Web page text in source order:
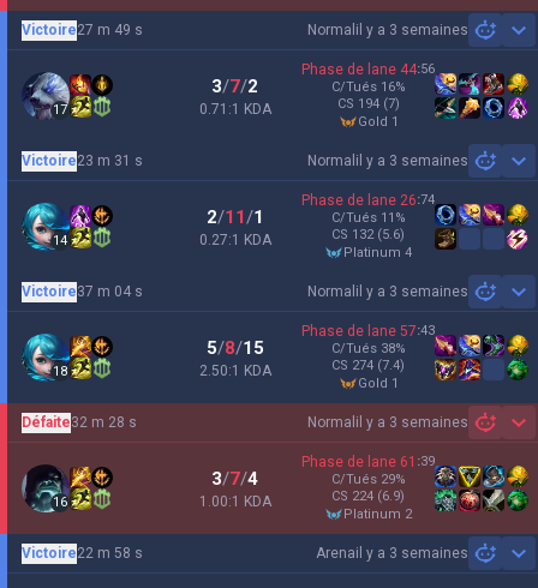
Normal il y a 3 semaines
Victoire27 m 49 s
17
3/7/2
0.71:1 KDA
Phase de lane 44:56
C/Tués 16%
CS 194 (7)
gold 1
Normal il y a 3 semaines
Victoire23 m 31 s
14
2/11/1
0.27:1 KDA
Phase de lane 26:74
C/Tués 11 %
CS 132 (5.6)
platinum 4
Normal il y a 3 semaines
Victoire37 m 04 s
18
5/8/15
2.50:1 KDA
Phase de lane 57:43
C/Tués 38%
CS 274 (7.4)
gold 1
Normal il y a 3 semaines
Défaite32 m 28 s
16
3/7/4
1.00:1 KDA
Phase de lane 61 :39
C/Tués 29%
CS 224 (6.9)
platinum 2
Arenail y a 3 semaines
Victoire22 m 58 s